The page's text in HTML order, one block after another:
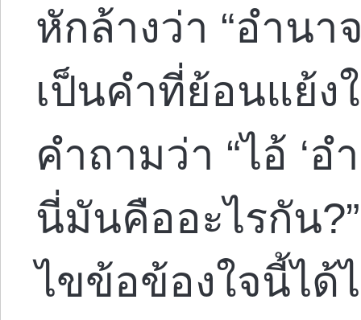
หักล้างว่า “อำนา
เป็นคำที่ย้อนแย้ง
คำถามว่า “ไอ้ ‘
นี่มันคืออะไรกัน
ไขข้อข้องใจนี้ไ